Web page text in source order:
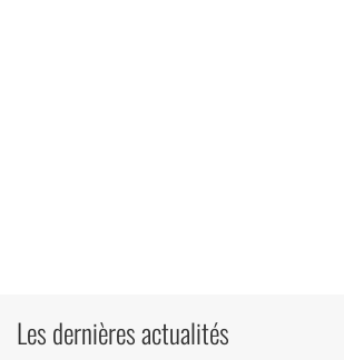
Les dernières actualités